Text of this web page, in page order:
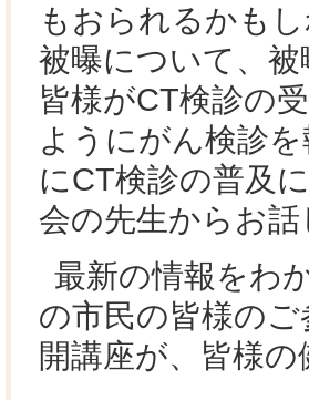
もおられるかも
被曝について、
皆様がCT検診の
ようにがん検診
にCT検診の普及
会の先生からお
最新の情報をわ
の市民の皆様の
開講座が、皆様